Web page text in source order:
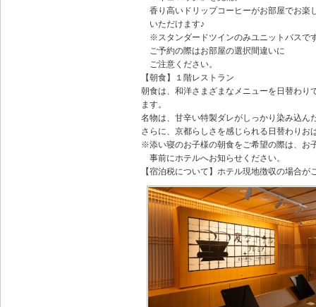
香り高いドリップコーヒーがお部屋でお楽
いただけます♪
※スタンダードツインのみユニットバスで
ご予約の際はお部屋の選択間違いに
ご注意ください。
【朝食】１階レストラン
朝食は、和洋さまざまなメニューを日替わり
ます。
名物は、甘辛い特製ダレがしっかり染み込ん
さらに、京都らしさを感じられる日替わり
※添い寝のお子様の朝食をご希望の際は、お
事前にホテルへお知らせください。
【宿泊税について】ホテル現地徴収の場合